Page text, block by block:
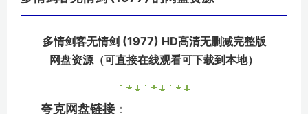
多情剑客无情剑 (1977) HD高清无删减完整版
网盘资源（可直接在线观看可下载到本地）
夸克网盘链接：